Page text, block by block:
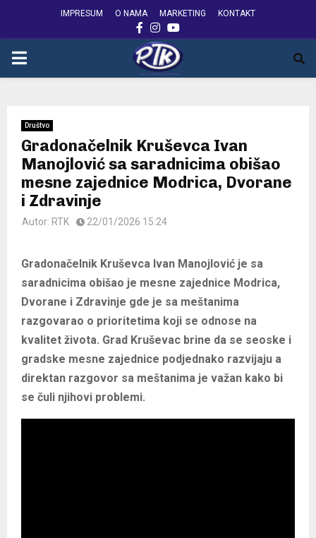
IMPRESUM O NAMA MARKETING KONTAKT
FACEBOOK
INSTAGRAM
YOUTUBE
PRIMARY
Društvo
Gradonačelnik Kruševca Ivan
Manojlović sa saradnicima obišao
mesne zajednice Modrica, Dvorane
i Zdravinje
Autor: RTK 22/01/2026 15:24
Gradonačelnik Kruševca Ivan Manojlović je sa
saradnicima obišao je mesne zajednice Modrica,
Dvorane i Zdravinje gde je sa meštanima
razgovarao o prioritetima koji se odnose na
kvalitet života. Grad Kruševac brine da se seoske i
gradske mesne zajednice podjednako razvijaju a
direktan razgovor sa meštanima je važan kako bi
se čuli njihovi problemi.